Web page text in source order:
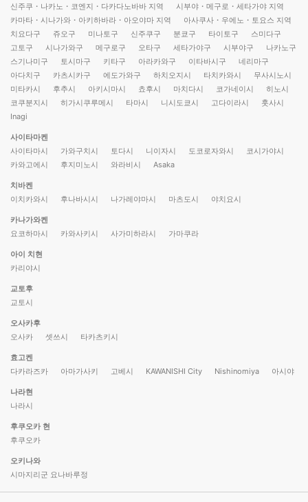
신주쿠・나카노・코엔지・다카다노바바 지역
시부야・메구로・세타가야 지역
카마타・시나가와・아키하바라・아오야마 지역
아사쿠사・우에노・토요스 지역
치요다구
쥬오구 미나토구 신주쿠구 분쿄구 타이토구
스미다구
고토구
시나가와구 메구로구 오타구 세타가야구 시부야구
나카노구
스기나미구
토시마구 키타구 아라카와구 이타바시구
네리마구
아다치구
카츠시카구 에도가와구 하치오지시 타치카와시
무사시노시
미타카시
후추시 아키시마시 쵸후시 마치다시 코가네이시
히노시
코쿠분지시
히가시쿠루메시 타마시 니시도쿄시 고다이라시
훗사시
Inagi
사이타마켄
사이타마시
가와구치시 토다시 니이자시 도코로자와시
코시가야시
카와고에시
후지미노시 와라비시 Asaka
치바켄
이치카와시
후나바시시 나가레야마시 마츠도시 야치요시
카나가와켄
요코하마시
카와사키시 사가미하라시 가마쿠라
아이 치현
카리야시
교토후
교토시
오사카후
오사카
셋쓰시 타카츠키시
효고켄
다카라즈카
아마가사키 고베시 KAWANISHI City Nishinomiya 아시야
나라현
나라시
후쿠오카 현
후쿠오카
오키나와
시마지리군 요나바루정